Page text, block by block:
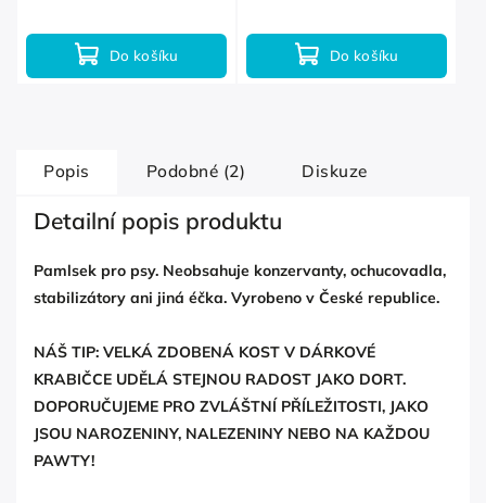
Do košíku Do košíku
Popis Podobné (2) Diskuze
Detailní popis produktu
Pamlsek pro psy. Neobsahuje konzervanty, ochucovadla,
stabilizátory ani jiná éčka. Vyrobeno v České republice.
NÁŠ TIP: VELKÁ ZDOBENÁ KOST V DÁRKOVÉ
KRABIČCE UDĚLÁ STEJNOU RADOST JAKO DORT.
DOPORUČUJEME PRO ZVLÁŠTNÍ PŘÍLEŽITOSTI, JAKO
JSOU NAROZENINY, NALEZENINY NEBO NA KAŽDOU
PAWTY!